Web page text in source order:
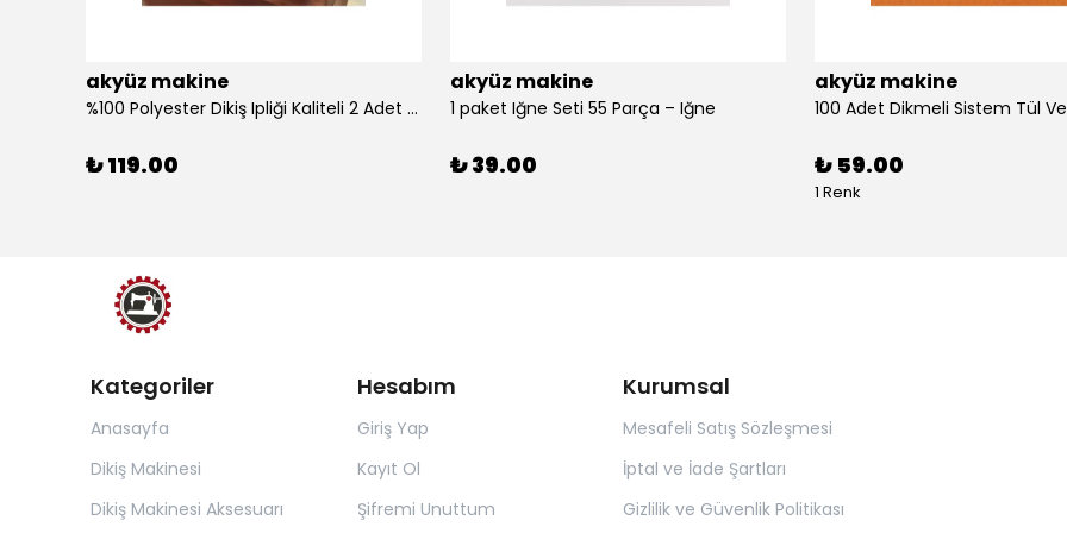
akyüz makine
%100 Polyester Dikiş Ipliği Kaliteli 2 Adet Farklı Makara Ip Dikiş İpi Siyah&Beyaz 2'Li Set
₺ 119.00
akyüz makine
1 paket Iğne Seti 55 Parça – Iğne
₺ 39.00
akyüz makine
₺ 59.00
1 Renk
Kategoriler
Anasayfa
Dikiş Makinesi
Dikiş Makinesi Aksesuarı
Hesabım
Giriş Yap
Kayıt Ol
Şifremi Unuttum
Kurumsal
Mesafeli Satış Sözleşmesi
İptal ve İade Şartları
Gizlilik ve Güvenlik Politikası